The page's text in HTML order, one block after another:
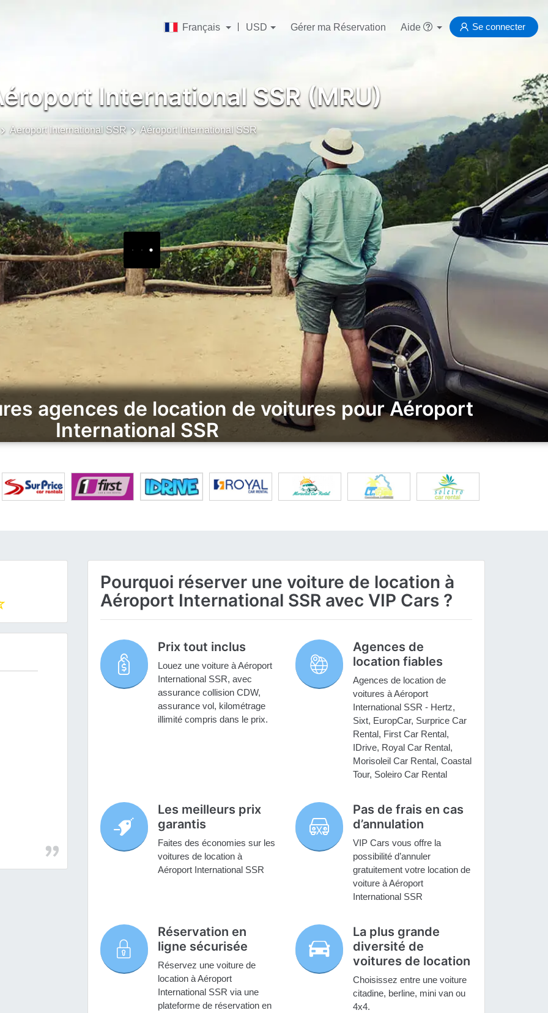
Français USD Gérer ma Réservation Aide Se connecter
International SSR (MRU)
Aeroport International SSR Aéroport International SSR
agences de location de voitures pour Aéroport
International SSR
Pourquoi réserver une voiture de location à
Aéroport International SSR avec VIP Cars ?
Prix tout inclus
Louez une voiture à Aéroport
International SSR, avec
assurance collision CDW,
assurance vol, kilométrage
illimité compris dans le prix.
Agences de
location fiables
Agences de location de
voitures à Aéroport
International SSR - Hertz,
Sixt, EuropCar, Surprice Car
Rental, First Car Rental,
IDrive, Royal Car Rental,
Morisoleil Car Rental, Coastal
Tour, Soleiro Car Rental
Les meilleurs prix
garantis
Faites des économies sur les
voitures de location à
Aéroport International SSR
Pas de frais en cas
d’annulation
VIP Cars vous offre la
possibilité d’annuler
gratuitement votre location de
voiture à Aéroport
International SSR
Réservation en
ligne sécurisée
Réservez une voiture de
location à Aéroport
International SSR via une
plateforme de réservation en
La plus grande
diversité de
voitures de location
Choisissez entre une voiture
citadine, berline, mini van ou
4x4.